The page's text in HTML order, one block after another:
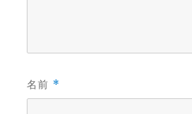
名前 *